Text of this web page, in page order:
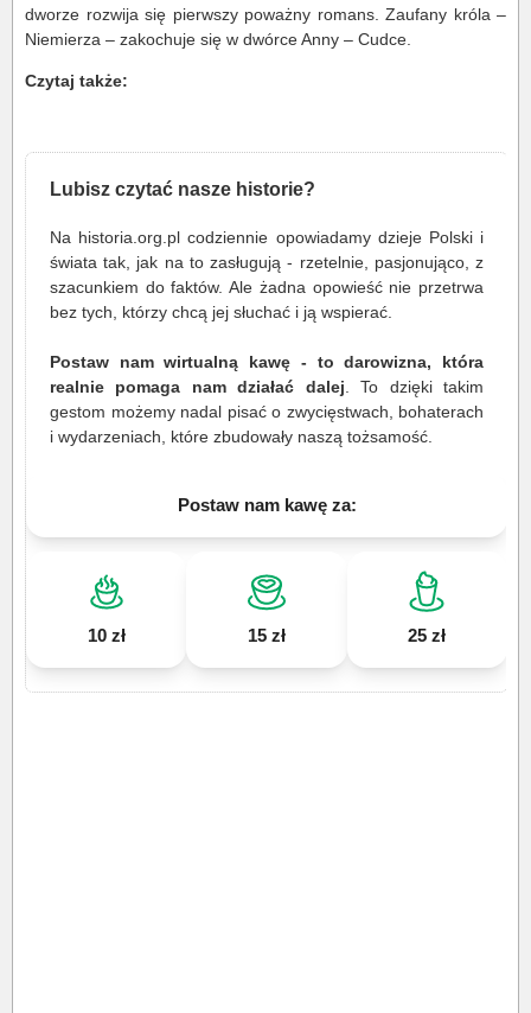
dworze rozwija się pierwszy poważny romans. Zaufany króla –
Niemierza – zakochuje się w dwórce Anny – Cudce.
Czytaj także:
Lubisz czytać nasze historie?
Na historia.org.pl codziennie opowiadamy dzieje Polski i
świata tak, jak na to zasługują - rzetelnie, pasjonująco, z
szacunkiem do faktów. Ale żadna opowieść nie przetrwa
bez tych, którzy chcą jej słuchać i ją wspierać.
Postaw nam wirtualną kawę - to darowizna, która
realnie pomaga nam działać dalej . To dzięki takim
gestom możemy nadal pisać o zwycięstwach, bohaterach
i wydarzeniach, które zbudowały naszą tożsamość.
Postaw nam kawę za:
10 zł 15 zł 25 zł